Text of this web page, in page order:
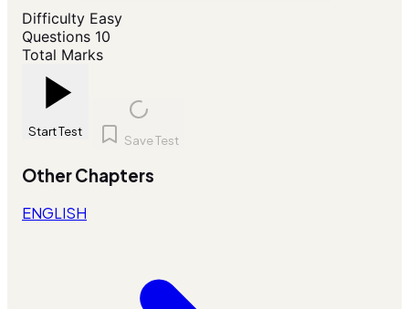
Difficulty Easy
Questions 10
Total Marks
Start Test
Save Test
Other Chapters
ENGLISH